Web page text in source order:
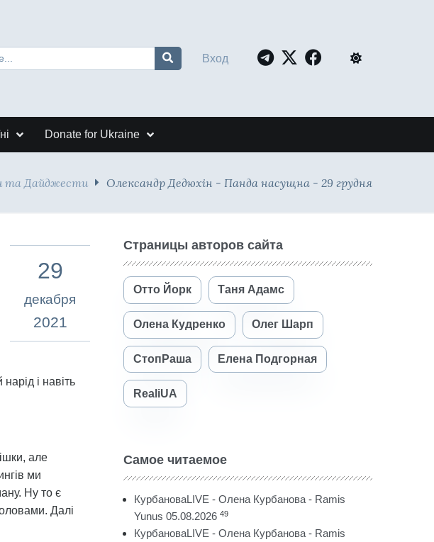
Вход
Donate for Ukraine
та Дайджести Олександр Дедюхін - Панда насущна - 29 грудня
29
декабря
2021
і навіть
але
ми
Ну то є
Далі
Страницы авторов сайта
Отто Йорк Таня Адамс
Олена Кудренко Олег Шарп
СтопРаша Елена Подгорная
RealiUA
Самое читаемое
КурбановаLIVE - Олена Курбанова - Ramis
Yunus 05.08.2026 49
КурбановаLIVE - Олена Курбанова - Ramis